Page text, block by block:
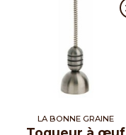
LA BONNE GRAINE